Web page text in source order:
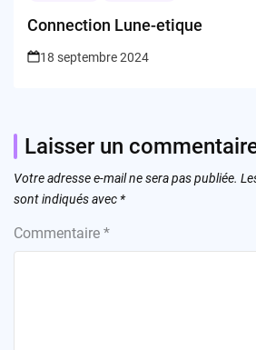
Connection Lune-etique
18 septembre 2024
Laisser un
Votre adresse e-mail ne sera pas publiée.
sont indiqués avec *
Commentaire *